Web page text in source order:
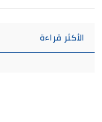
الأكثر قراءة